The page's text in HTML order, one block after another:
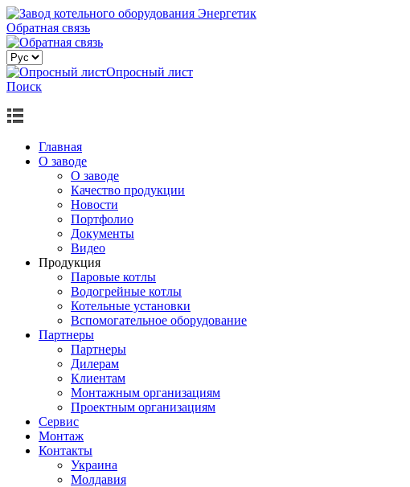
Обратная связь
Опросный лист
Поиск
Главная
О заводе
О заводе
Качество продукции
Новости
Портфолио
Документы
Видео
Продукция
Паровые котлы
Водогрейные котлы
Котельные установки
Вспомогательное оборудование
Партнеры
Партнеры
Дилерам
Клиентам
Монтажным организациям
Проектным организациям
Сервис
Монтаж
Контакты
Украина
Молдавия